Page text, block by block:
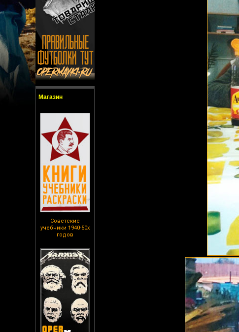
Магазин
Советские
учебники 1940-50х
годов